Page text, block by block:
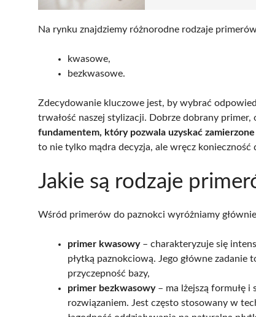
Na rynku znajdziemy różnorodne rodzaje
kwasowe,
bezkwasowe.
Zdecydowanie kluczowe jest, by wybrać
trwałość naszej stylizacji. Dobrze dobrany
fundamentem, który pozwala uzyskać
to nie tylko mądra decyzja, ale wręcz konieczność
Jakie są rodzaje
Wśród primerów do paznokci wyróżniamy głównie
primer kwasowy– charakteryzuje się
płytką paznokciową. Jego główne
przyczepność bazy,
primer bezkwasowy– ma lżejszą formułę i
rozwiązaniem. Jest często stosowany w